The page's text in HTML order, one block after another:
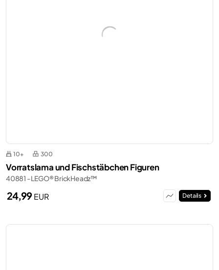
10+ 300
Vorratslama und Fischstäbchen Figuren
40881 - LEGO® BrickHeadz™
24,99EUR Details